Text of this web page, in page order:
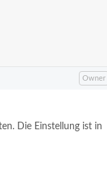
Owner
Die Einstellung ist in